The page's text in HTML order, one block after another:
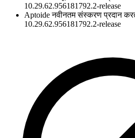
10.29.62.956181792.2-release
Aptoide नवीनतम संस्करण प्रदान
10.29.62.956181792.2-release